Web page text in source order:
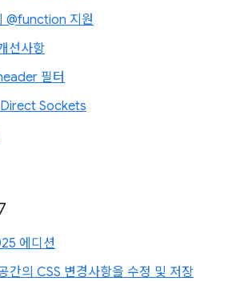
@function 지원
선사항
필터
Direct Sockets
에디션
간의 CSS 변경사항을 수정 및 저장